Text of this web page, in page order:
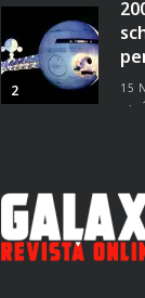
2
15